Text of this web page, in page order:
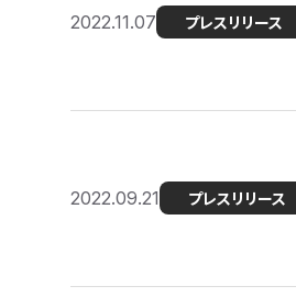
2022.11.07 プレスリリース
2022.09.21 プレスリリース